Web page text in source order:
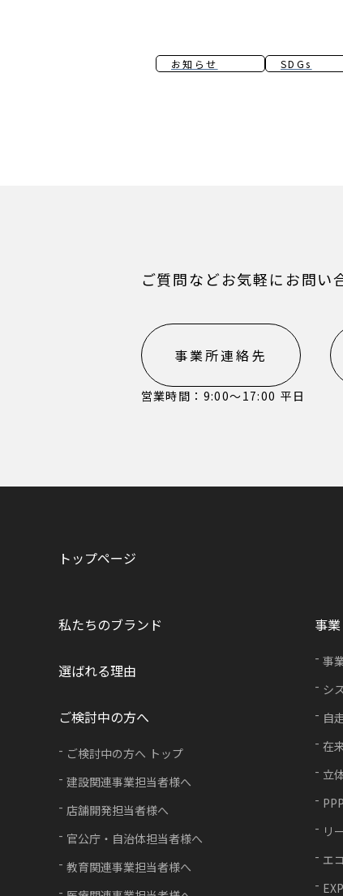
お知らせ SDGs
ご質問などお気軽にお問い
事業所連絡先
営業時間：9:00〜17:00 平日
トップページ
私たちのブランド 事
事
シ
自
在
立
リ
エ
選ばれる理由
ご検討中の方へ
ご検討中の方へ トップ
建設関連事業担当者様へ
店舗開発担当者様へ
官公庁・自治体担当者様へ
教育関連事業担当者様へ